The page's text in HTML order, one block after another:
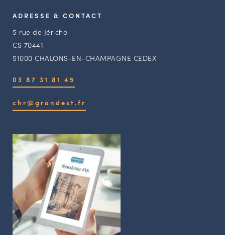
ADRESSE & CONTACT
5 rue de Jéricho
CS 70441
51000 CHALONS-EN-CHAMPAGNE CEDEX
03 87 31 81 45
chr@grandest.fr